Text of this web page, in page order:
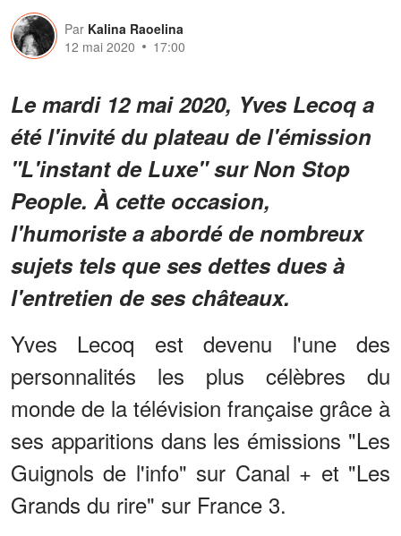
Par Kalina Raoelina
12 mai 2020
17:00
Le mardi 12 mai 2020, Yves Lecoq a
été l'invité du plateau de l'émission
"L'instant de Luxe" sur Non Stop
People. À cette occasion,
l'humoriste a abordé de nombreux
sujets tels que ses dettes dues à
l'entretien de ses châteaux.
Yves Lecoq est devenu l'une des
personnalités les plus célèbres du
monde de la télévision française grâce à
ses apparitions dans les émissions "Les
Guignols de l'info" sur Canal + et "Les
Grands du rire" sur France 3.